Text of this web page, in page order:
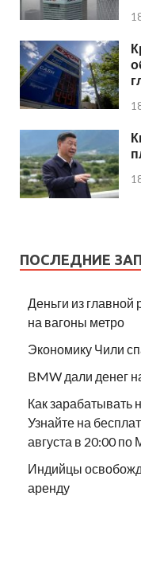
ПОСЛЕДНИЕ
Деньги из главной
на вагоны метро
Экономику Чили
BMW дали денег
Как зарабатывать
Узнайте на
августа в 20:00 по
Индийцы
аренду